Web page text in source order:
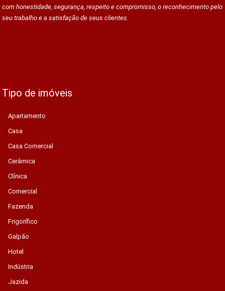
com honestidade, segurança, respeito e compromisso, o reconhecimento pelo
seu trabalho e a satisfação de seus clientes.
Tipo de imóveis
Apartamento
Casa
Casa Comercial
Cerâmica
Clínica
Comercial
Fazenda
Frigorífico
Galpão
Hotel
Indústria
Jazida